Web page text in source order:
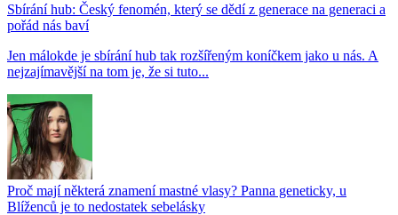
Sbírání hub: Český fenomén, který se dědí z generace na generaci a
pořád nás baví
Jen málokde je sbírání hub tak rozšířeným koníčkem jako u nás. A
nejzajímavější na tom je, že si tuto...
Proč mají některá znamení mastné vlasy? Panna geneticky, u
Blíženců je to nedostatek sebelásky